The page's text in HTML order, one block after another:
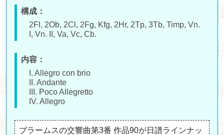
構成：
2Fl, 2Ob, 2Cl, 2Fg, Kfg, 2Hr, 2Tp, 3Tb, Timp, Vn.
I, Vn. II, Va, Vc, Cb.
内容：
I. Allegro con brio
II. Andante
III. Poco Allegretto
IV. Allegro
ブラームスの交響曲第3番 作品90が日譜ラインナッ